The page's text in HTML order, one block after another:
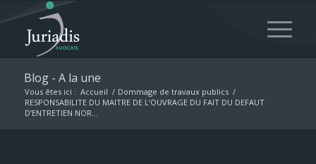
Blog - A la une
Vous êtes ici : Accueil / Dommage de travaux publics /
RESPONSABILITE DU MAITRE DE L’OUVRAGE DU FAIT DU DEFAUT
D’ENTRETIEN NOR...